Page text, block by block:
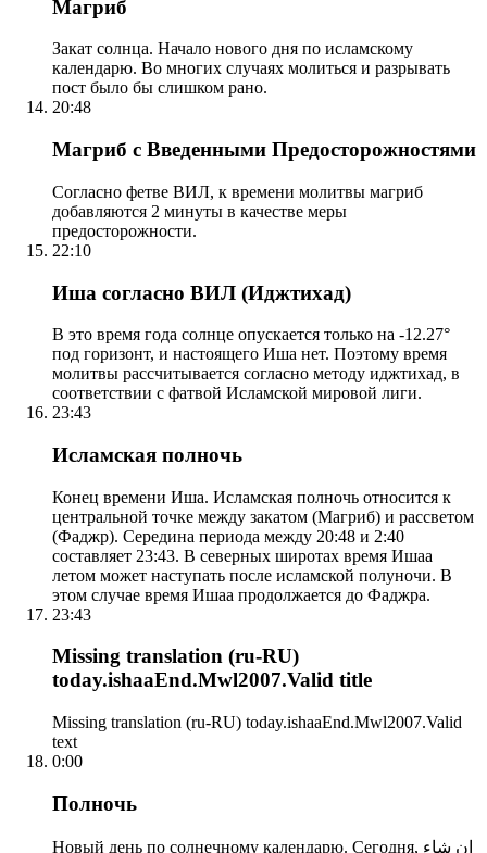
Магриб
Закат солнца. Начало нового дня по исламскому
календарю. Во многих случаях молиться и разрывать
пост было бы слишком рано.
20:48
Магриб с Введенными Предосторожностями
Согласно фетве ВИЛ, к времени молитвы магриб
добавляются 2 минуты в качестве меры
предосторожности.
22:10
Иша согласно ВИЛ (Иджтихад)
В это время года солнце опускается только на -12.27°
под горизонт, и настоящего Иша нет. Поэтому время
молитвы рассчитывается согласно методу иджтихад, в
соответствии с фатвой Исламской мировой лиги.
23:43
Исламская полночь
Конец времени Иша. Исламская полночь относится к
центральной точке между закатом (Магриб) и рассветом
(Фаджр). Середина периода между 20:48 и 2:40
составляет 23:43. В северных широтах время Ишаа
летом может наступать после исламской полуночи. В
этом случае время Ишаа продолжается до Фаджра.
23:43
Missing translation (ru-RU)
today.ishaaEnd.Mwl2007.Valid title
Missing translation (ru-RU) today.ishaaEnd.Mwl2007.Valid
text
0:00
Полночь
Новый день по солнечному календарю. Сегодня, إن شاء